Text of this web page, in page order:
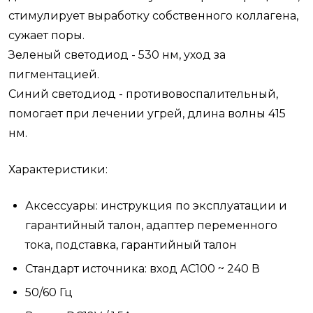
стимулирует выработку собственного коллагена,
сужает поры.
Зеленый светодиод - 530 нм, уход за
пигментацией.
Синий светодиод - противовоспалительный,
помогает при лечении угрей, длина волны 415
нм.
Характеристики:
Аксессуары: инструкция по эксплуатации и
гарантийный талон, адаптер переменного
тока, подставка, гарантийный талон
Стандарт источника: вход AC100 ~ 240 В
50/60 Гц